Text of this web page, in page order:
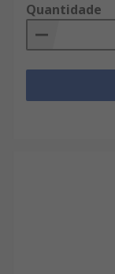
Quantidade